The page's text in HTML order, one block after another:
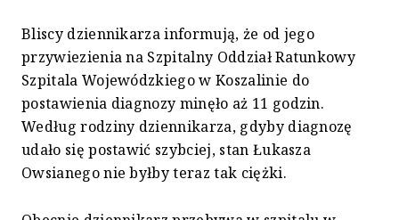
Bliscy dziennikarza informują, że od jego
przywiezienia na Szpitalny Oddział Ratunkowy
Szpitala Wojewódzkiego w Koszalinie do
postawienia diagnozy minęło aż 11 godzin.
Według rodziny dziennikarza, gdyby diagnozę
udało się postawić szybciej, stan Łukasza
Owsianego nie byłby teraz tak ciężki.